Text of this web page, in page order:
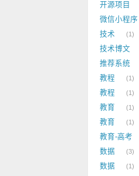
开源项目
微信小程序
技术 1
技术博文
推荐系统
教程 1
教程 1
教育 1
教育 1
教育-高考
数据 3
数据 1